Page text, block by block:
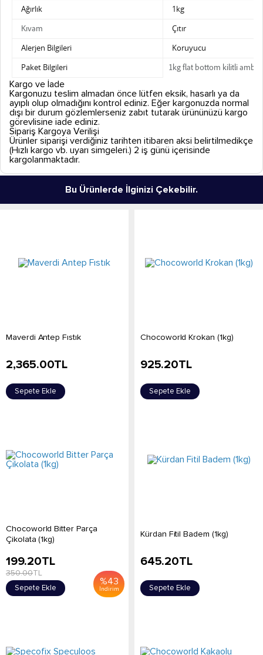
Ağırlık
1kg
Kıvam
Çıtır
Alerjen Bilgileri
Koruyucu
Paket Bilgileri
1kg flat bottom kilitli
Kargo ve İade
Kargonuzu teslim almadan önce lütfen eksik, hasarlı ya da
ayıplı olup olmadığını kontrol ediniz. Eğer kargonuzda normal
dışı bir durum gözlemlerseniz zabıt tutarak ürününüzü kargo
görevlisine iade ediniz.
Sipariş Kargoya Verilişi
Ürünler siparişi verdiğiniz tarihten itibaren aksi belirtilmedikçe
(Hızlı kargo vb. uyarı simgeleri.) 2 iş günü içerisinde
kargolanmaktadır.
Bu Ürünlerde İlginizi Çekebilir.
Maverdi Antep Fıstık
2,365.00TL
Sepete Ekle
Chocoworld Krokan (1kg)
925.20TL
Sepete Ekle
Chocoworld Bitter Parça
Çikolata (1kg)
%43
İndirim
199.20TL
350.00TL
Sepete Ekle
Kürdan Fitil Badem (1kg)
645.20TL
Sepete Ekle